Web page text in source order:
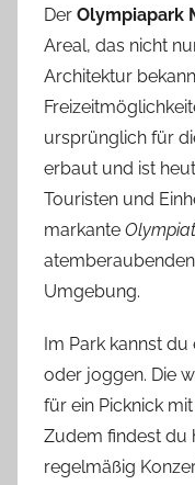
Der Olympiapark
Areal, das nicht
Architektur
ursprünglich für
erbaut und ist
Touristen und
markante
Umgebung.
Im Park kannst
oder joggen. Die
für ein Picknick
Zudem findest du
regelmäßig